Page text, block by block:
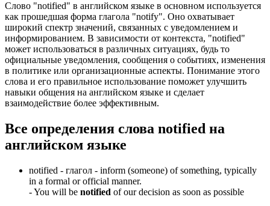
Слово "notified" в английском языке в основном используется
как прошедшая форма глагола "notify". Оно охватывает
широкий спектр значений, связанных с уведомлением и
информированием. В зависимости от контекста, "notified"
может использоваться в различных ситуациях, будь то
официальные уведомления, сообщения о событиях, изменения
в политике или организационные аспекты. Понимание этого
слова и его правильное использование поможет улучшить
навыки общения на английском языке и сделает
взаимодействие более эффективным.
Все определения слова notified на
английском языке
notified - глагол - inform (someone) of something, typically
in a formal or official manner.
-You will be notified of our decision as soon as possible